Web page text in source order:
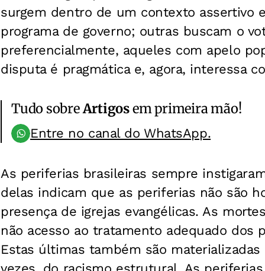
surgem dentro de um contexto assertivo
programa de governo; outras buscam o
preferencialmente, aqueles com apelo
disputa é pragmática e, agora, interessa
Tudo sobreArtigosem primeira mão!
Entre no canal do WhatsApp.
As periferias brasileiras sempre
delas indicam que as periferias não são
presença de igrejas evangélicas. As
não acesso ao tratamento adequado dos
Estas últimas também são